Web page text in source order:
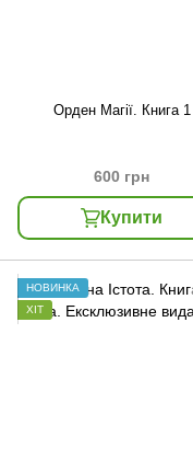
Орден Магії. Книга 1
600 грн
Купити
НОВИНКА
ХІТ